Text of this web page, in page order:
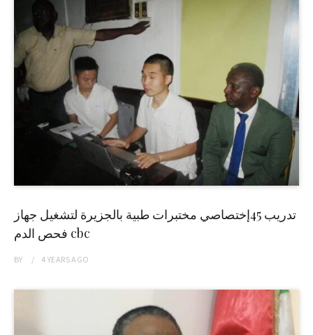
تدريب 45إختصاصي مختبرات طبية بالجزيرة لتشغيل جهاز
فحص الدم cbc
BY 4 YEARSAGO